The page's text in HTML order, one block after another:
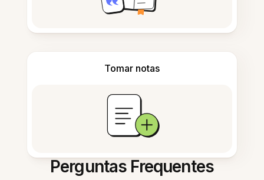
Tomar notas
Perguntas Frequentes